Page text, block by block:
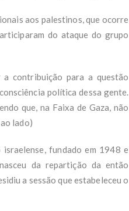
aos palestinos, que ocorre
do ataque do grupo
contribuição para a questão
política dessa gente.
que, na Faixa de Gaza, não
lado)
fundado em 1948 e
da repartição da então
a sessão que estabeleceu o